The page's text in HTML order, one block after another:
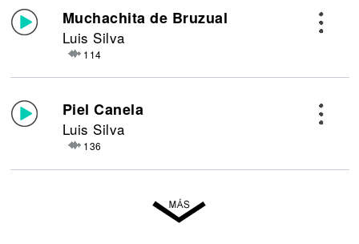
Muchachita de Bruzual
Luis Silva
114
Piel Canela
Luis Silva
136